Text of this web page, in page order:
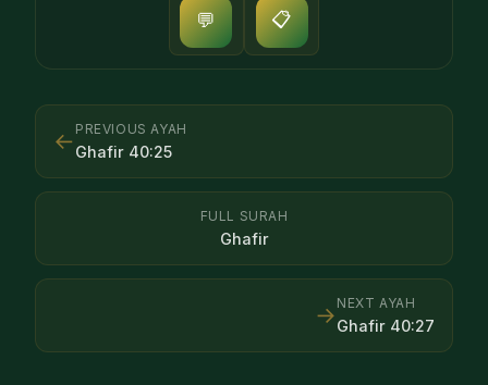
💬 📋
← PREVIOUS AYAH
Ghafir 40:25
FULL SURAH
Ghafir
NEXT AYAH
Ghafir 40:27
→